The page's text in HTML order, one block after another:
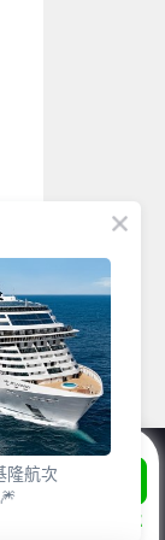
LINE
航次